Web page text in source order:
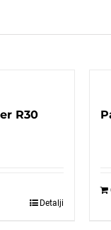
R30
Detalji